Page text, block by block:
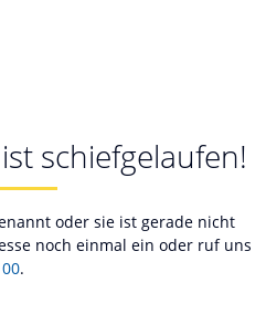
schiefgelaufen!
oder sie ist gerade nicht
noch einmal ein oder ruf uns
.